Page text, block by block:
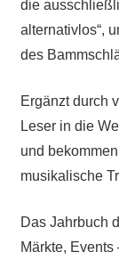
die
alternativlos“,
des
Ergänzt durch
Leser in die
und
musikalische
Das Jahrbuch
Märkte,